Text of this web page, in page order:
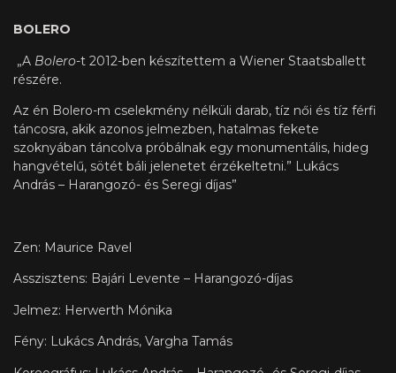
BOLERO
„A Bolero-t 2012-ben készítettem a Wiener Staatsballett
részére.
Az én Bolero-m cselekmény nélküli darab, tíz női és tíz férfi
táncosra, akik azonos jelmezben, hatalmas fekete
szoknyában táncolva próbálnak egy monumentális, hideg
hangvételű, sötét báli jelenetet érzékeltetni.” Lukács
András – Harangozó- és Seregi díjas”
Zen: Maurice Ravel
Asszisztens: Bajári Levente – Harangozó-díjas
Jelmez: Herwerth Mónika
Fény: Lukács András, Vargha Tamás